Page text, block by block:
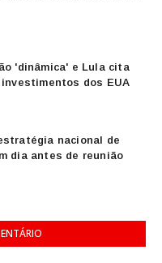
'dinâmica' e Lula cita
dos EUA
nacional de
dia antes de reunião